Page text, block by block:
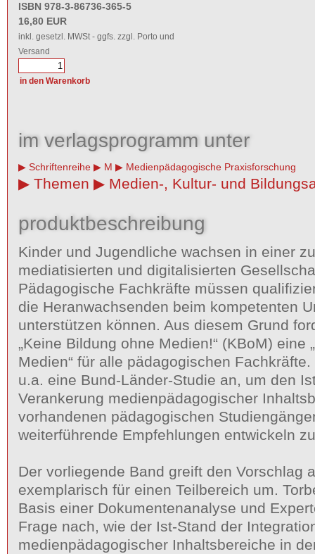
ISBN 978-3-86736-365-5
16,80 EUR
inkl. gesetzl. MWSt - ggfs. zzgl. Porto und
Versand
im verlagsprogramm unter
Schriftenreihe M Medienpädagogische Praxisforschung
Themen Medien-, Kultur- und
produktbeschreibung
Kinder und Jugendliche wachsen in einer
mediatisierten und digitalisierten
Pädagogische Fachkräfte müssen
die Heranwachsenden beim kompetenten
unterstützen können. Aus diesem Grund
„Keine Bildung ohne Medien!“ (KBoM) eine
Medien“ für alle pädagogischen
u.a. eine Bund-Länder-Studie an, um den
Verankerung medienpädagogischer
vorhandenen pädagogischen
weiterführende Empfehlungen entwickeln
Der vorliegende Band greift den Vorschlag
exemplarisch für einen Teilbereich um.
Basis einer Dokumentenanalyse und
Frage nach, wie der Ist-Stand der
medienpädagogischer Inhaltsbereiche in